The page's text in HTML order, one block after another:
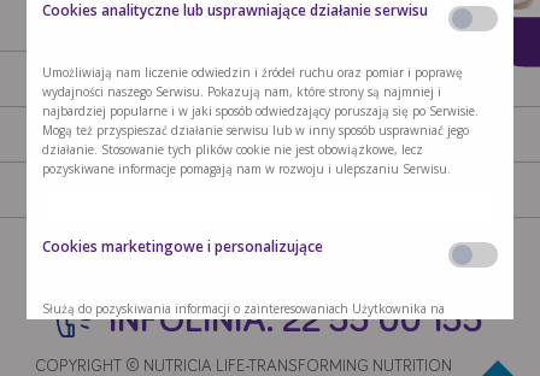
AKTUALNOŚCI
GDZIE KUPIĆ NASZA MISJA
KONTAKT POLITYKA PRYWATNOŚCI
ZMIEŃ USTAWIENIA COOKIES
COPYRIGHT © NUTRICIA LIFE-TRANSFORMING NUTRITION 2020 -
INFOLINIA: 22 55 00 155
Cookies analityczne lub usprawniające działanie serwisu
Umożliwiają nam liczenie odwiedzin i źródeł ruchu oraz pomiar i poprawę
wydajności naszego Serwisu. Pokazują nam, które strony są najmniej i
najbardziej popularne i w jaki sposób odwiedzający poruszają się po Serwisie.
Mogą też przyspieszać działanie serwisu lub w inny sposób usprawniać jego
działanie. Stosowanie tych plików cookie nie jest obowiązkowe, lecz
pozyskiwane informacje pomagają nam w rozwoju i ulepszaniu Serwisu.
Cookies marketingowe i personalizujące
Służą do pozyskiwania informacji o zainteresowaniach Użytkownika na
podstawie informacji dotyczących korzystania z Serwisu i personalizacji treści
stosować prosty marketing spersonalizowany lub tworzyć proste profile naszych